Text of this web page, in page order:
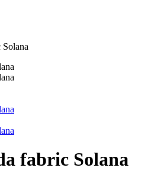
fabric Solana